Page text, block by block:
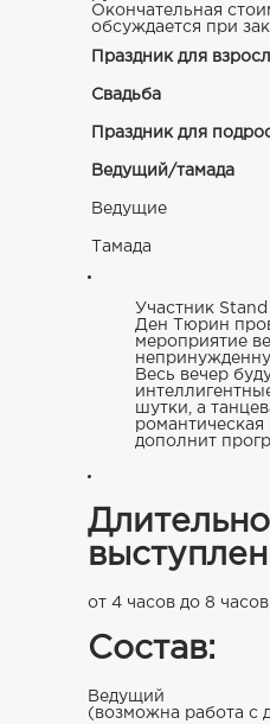
Окончательная
обсуждается при
Праздник для
Свадьба
Праздник для
Ведущий/тамада
Ведущие
Тамада
Участник
Ден Тюрин
мероприятие
Весь вечер
шутки, а
романтическая
дополнит
от 4 часов до 8 часов
Состав:
Ведущий
(возможна работа с